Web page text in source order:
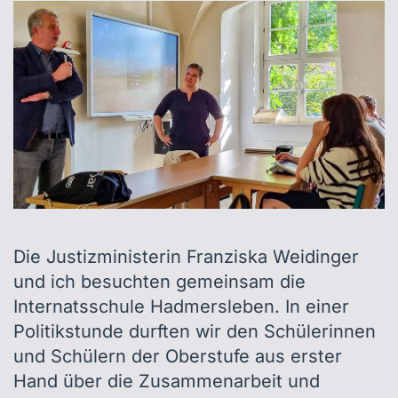
Die Justizministerin Franziska Weidinger
und ich besuchten gemeinsam die
Internatsschule Hadmersleben. In einer
Politikstunde durften wir den Schülerinnen
und Schülern der Oberstufe aus erster
Hand über die Zusammenarbeit und